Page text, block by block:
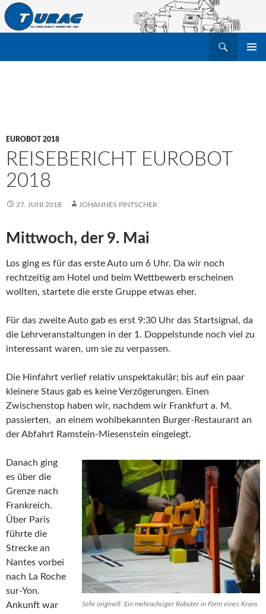
EUROBOT 2018
REISEBERICHT EUROBOT
2018
27. JUNI 2018 JOHANNES PINTSCHER
Mittwoch, der 9. Mai
Los ging es für das erste Auto um 6 Uhr. Da wir noch
rechtzeitig am Hotel und beim Wettbewerb erscheinen
wollten, startete die erste Gruppe etwas eher.
Für das zweite Auto gab es erst 9:30 Uhr das Startsignal, da
die Lehrveranstaltungen in der 1. Doppelstunde noch viel zu
interessant waren, um sie zu verpassen.
Die Hinfahrt verlief relativ unspektakulär; bis auf ein paar
kleinere Staus gab es keine Verzögerungen. Einen
Zwischenstop haben wir, nachdem wir Frankfurt a. M.
passierten, an einem wohlbekannten Burger-Restaurant an
der Abfahrt Ramstein-Miesenstein eingelegt.
Sehr originell: Ein mehrachsiger Roboter in Form eines Krans
Danach ging
es über die
Grenze nach
Frankreich.
Über Paris
führte die
Strecke an
Nantes vorbei
nach La Roche
sur-Yon.
Ankunft war